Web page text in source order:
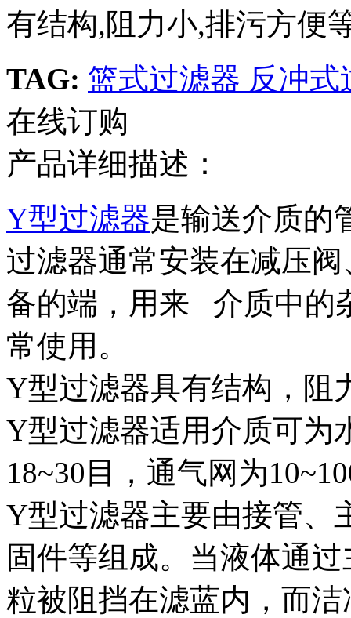
有结构,阻力小,排污方便
TAG: 篮式过滤器 反冲
在线订购
产品详细描述：
Y型过滤器是输送介质的
过滤器通常安装在减压
备的端，用来 介质中的
常使用。
Y型过滤器具有结构，阻
Y型过滤器适用介质可为
18~30目，通气网为
Y型过滤器主要由接管、
固件等组成。当液体通
粒被阻挡在滤蓝内，而